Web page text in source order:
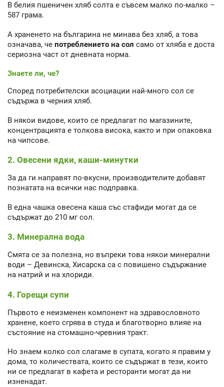
В белия пшеничен хляб солта е съвсем малко по-малко –
587 грама.
А храненето на българина не минава без хляб, а това
означава, че потреблението на сол само от хляба е доста
сериозна част от дневната норма.
Знаете ли, че?
Според потребителски асоциации най-много сол се
съдържа в черния хляб.
В някои видове, които се предлагат по магазините,
концентрацията е толкова висока, както и при опаковка
на чипсове.
2. Овесени ядки, каши-минутки
За да ги направят по-вкусни, производителите добавят
познатата на всички нас подправка.
В една чашка овесена каша със стафиди могат да се
съдържат до 210 мг сол.
3. Минерална вода
Смята се за полезна, но въпреки това някои минерални
води – Девинска, Хисарска са с повишено съдържание
на натрий и на хлориди.
4. Горещи супи
Първото е неизменен компонент на здравословното
хранене, което сгрява в студа и благотворно влияе на
състояние на стомашно-чревния тракт.
Но знаем колко сол слагаме в супата, когато я правим у
дома, то количествата, които се съдържат в тези, които
ни се предлагат в кафета и ресторанти могат да ни
изненадат.